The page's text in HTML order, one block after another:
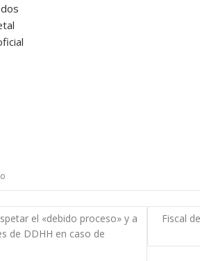
el «debido proceso» y a
de DDHH en caso de
Fiscal